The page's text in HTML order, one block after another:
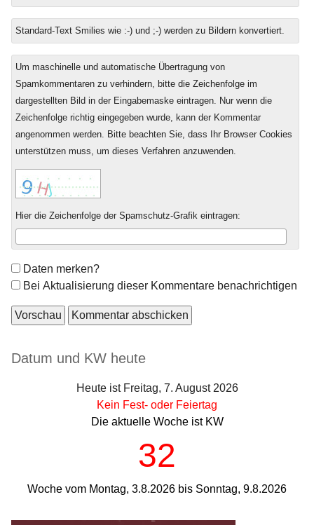
Standard-Text Smilies wie :-) und ;-) werden zu Bildern konvertiert.
Um maschinelle und automatische Übertragung von
Spamkommentaren zu verhindern, bitte die Zeichenfolge im
dargestellten Bild in der Eingabemaske eintragen. Nur wenn die
Zeichenfolge richtig eingegeben wurde, kann der Kommentar
angenommen werden. Bitte beachten Sie, dass Ihr Browser Cookies
unterstützen muss, um dieses Verfahren anzuwenden.
Hier die Zeichenfolge der Spamschutz-Grafik eintragen:
Formular-
Optionen
Daten merken?
Bei Aktualisierung dieser Kommentare benachrichtigen
Seitenleiste
Datum und KW heute
Heute ist Freitag, 7. August 2026
Kein Fest- oder Feiertag
Die aktuelle Woche ist KW
32
Woche vom Montag, 3.8.2026 bis Sonntag, 9.8.2026